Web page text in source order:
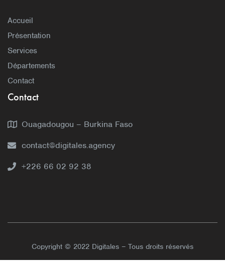
Accueil
Présentation
Services
Départements
Contact
Contact
Ouagadougou – Burkina Faso
contact@digitales.agency
+226 66 02 92 38
Copyright © 2022 Digitales – Tous droits réservés